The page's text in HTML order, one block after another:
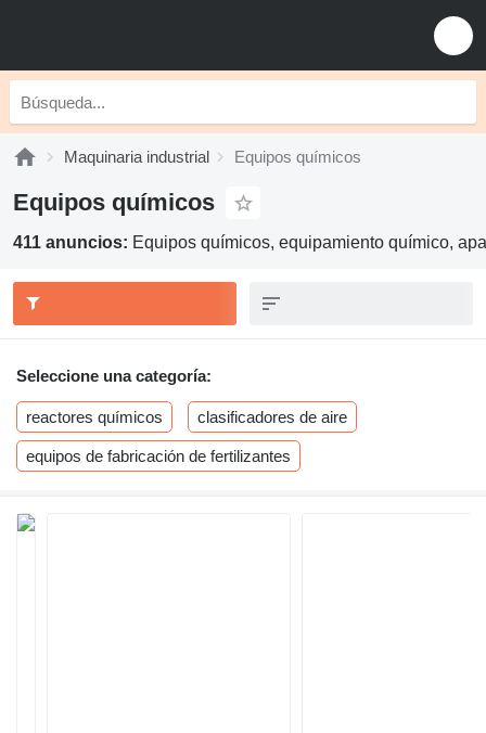
Maquinaria industrial Equipos químicos
Equipos químicos
411 anuncios: Equipos químicos, equipamiento químico,
Seleccione una categoría:
reactores químicos clasificadores de aire
equipos de fabricación de fertilizantes